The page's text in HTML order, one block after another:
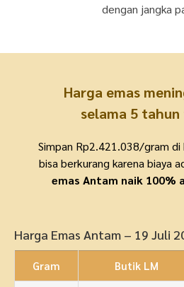
dengan jangka
Harga emas
selama 5
Simpan Rp2.421.038/gram
bisa berkurang karena biaya
emas Antam naik 100%
Harga Emas Antam – 19 Juli
Gram Butik LM